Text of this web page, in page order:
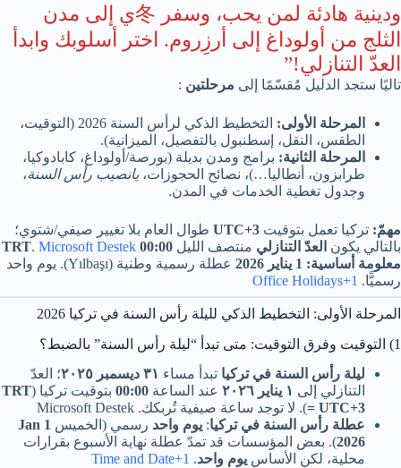
ودينية هادئة لمن يحب، وسفر 冬ي إلى مدن
الثلج من أولوداغ إلى أرزِروم. اختر أسلوبك وابدأ
العدّ التنازلي!”
تاليًا ستجد الدليل مُقسّمًا إلى مرحلتين :
المرحلة الأولى:
التخطيط الذكي لرأس السنة 2026 (التوقيت،
الطقس، النقل، إسطنبول بالتفصيل، الميزانية).
المرحلة الثانية: برامج ومدن بديلة (بورصة/أولوداغ، كابادوكيا،
طرابزون، أنطاليا…)، نصائح الحجوزات، يانصيب رأس السنة،
وجدول تغطية الخدمات في المدن.
مهمّ: تركيا تعمل بتوقيت UTC+3 طوال العام بلا تغيير صيفي/شتوي؛
بالتالي يكون العدّ التنازلي منتصف الليل 00:00 TRT
. Microsoft Destek
معلومة أساسية: 1 يناير 2026
عطلة رسمية وطنية (Yılbaşı). يوم واحد
رسميًّا. Office Holidays+1
المرحلة الأولى: التخطيط الذكي لليلة رأس السنة في تركيا 2026
1) التوقيت وفرق التوقيت: متى تبدأ “ليلة رأس السنة” بالضبط؟
ليلة رأس السنة في تركيا تبدأ مساء ٣١ ديسمبر ٢٠٢٥
؛ العدّ
التنازلي إلى ١ يناير ٢٠٢٦ عند الساعة 00:00 بتوقيت تركيا (TRT
= UTC+3). لا توجد ساعة صيفية تُربكك. Microsoft Destek
عطلة رأس السنة في تركيا: يوم واحد رسمي (الخميس
1 Jan
2026). بعض المؤسسات قد تمدّ عطلة نهاية الأسبوع بقرارات
محلية، لكن الأساس يوم واحد.
Time and Date+1